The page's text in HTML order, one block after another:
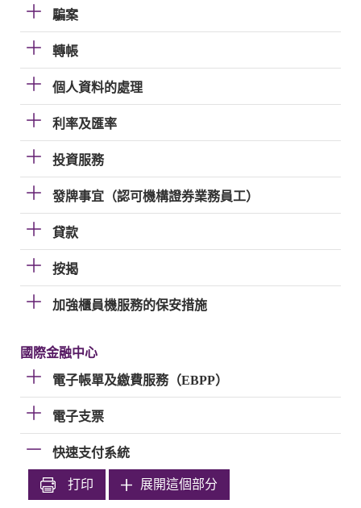
騙案
轉帳
個人資料的處理
利率及匯率
投資服務
發牌事宜（認可機構證券業務員工）
貸款
按揭
加強櫃員機服務的保安措施
國際金融中心
電子帳單及繳費服務（EBPP）
電子支票
快速支付系統
打印 展開這個部分